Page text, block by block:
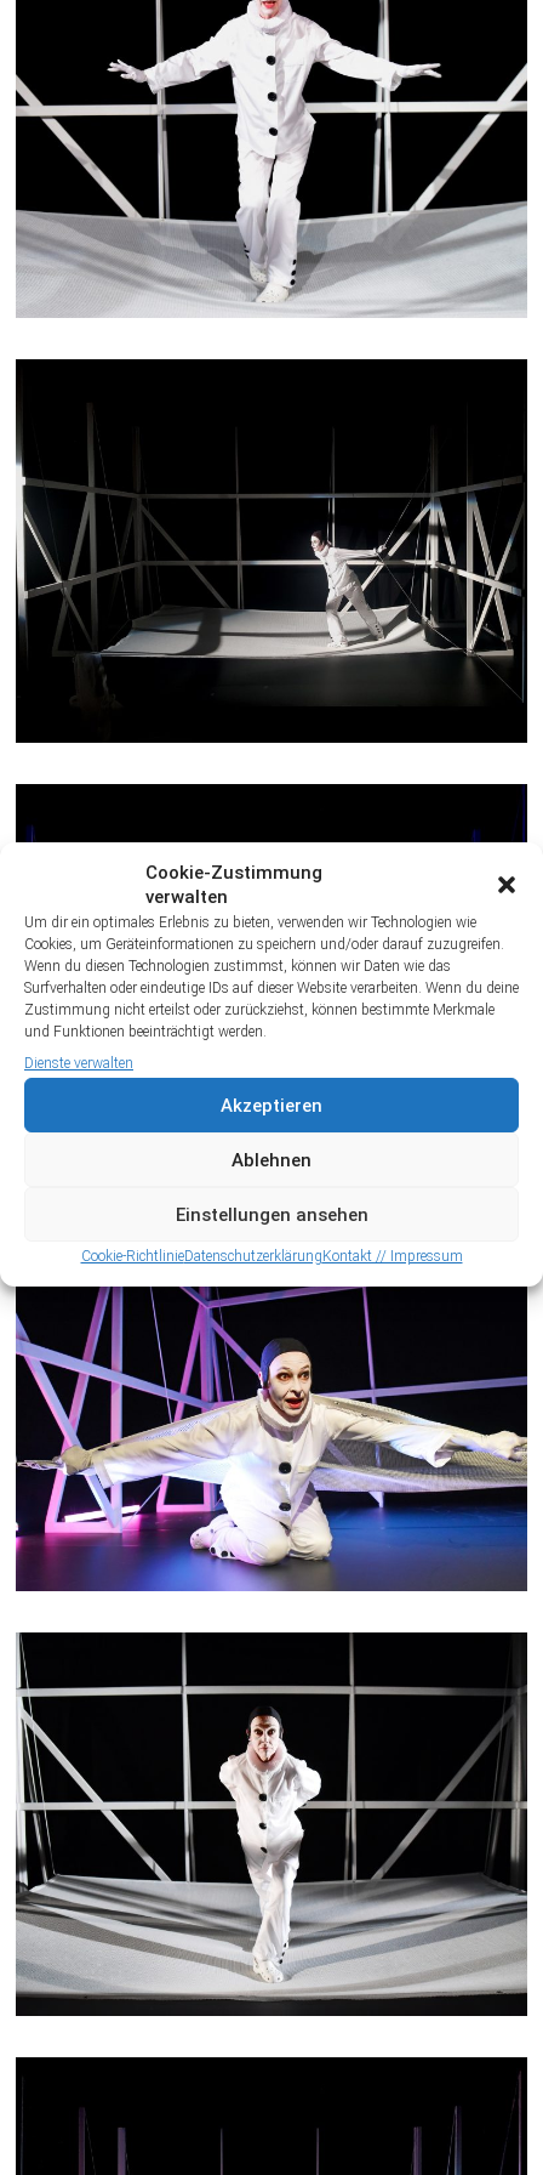
Cookie-Zustimmung
verwalten
Um dir ein optimales Erlebnis zu bieten, verwenden wir Technologien wie
Cookies, um Geräteinformationen zu speichern und/oder darauf zuzugreifen.
Wenn du diesen Technologien zustimmst, können wir Daten wie das
Surfverhalten oder eindeutige IDs auf dieser Website verarbeiten. Wenn du deine
Zustimmung nicht erteilst oder zurückziehst, können bestimmte Merkmale
und Funktionen beeinträchtigt werden.
Dienste verwalten
Akzeptieren
Ablehnen
Einstellungen ansehen
Cookie-RichtlinieDatenschutzerklärung Kontakt // Impressum